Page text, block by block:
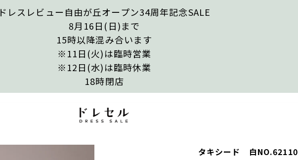
ドレスレビュー自由が丘オープン34周年記念SALE
8月16日(日)まで
15時以降混み合います
※11日(火)は臨時営業
※12日(水)は臨時休業
18時閉店
タキシード 白NO.62110